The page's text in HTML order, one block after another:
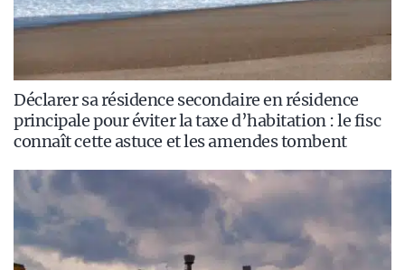
Déclarer sa résidence secondaire en résidence
principale pour éviter la taxe d’habitation : le fisc
connaît cette astuce et les amendes tombent